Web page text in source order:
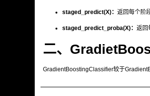
staged_predict(X)： 返回每个阶
staged_predict_proba(X)： 返回
二、
GradientBoostingClassifier较于